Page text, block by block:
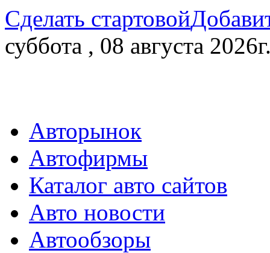
Сделать стартовой
суббота , 08 августа
Авторынок
Автофирмы
Каталог авто сайтов
Авто новости
Автообзоры